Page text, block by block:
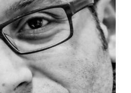
News
Contact